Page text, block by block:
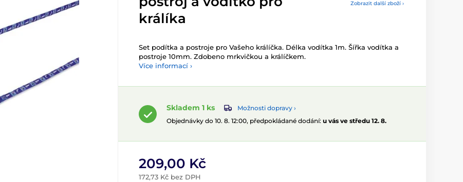
Zobrazit další zboží ›
králíka
Set podítka a postroje pro Vašeho králíčka. Délka vodítka 1m. Šířka vodítka a
postroje 10mm. Zdobeno mrkvičkou a králíčkem.
Více informací ›
Skladem 1 ks
Možnosti dopravy ›
Objednávky do 10. 8. 12:00, předpokládané dodání: u vás ve středu 12. 8.
209,00 Kč
172,73 Kč bez DPH